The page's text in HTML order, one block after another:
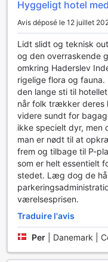
soyez un joueur
cet espace ludique
amicale et de rigolade.
En plus du tableau de
de magnifiques
explorer la beauté
vous souhaitiez faire
un défi plus exigeant,
panoramas à couper
reconnecter avec la
randonnée et partez à
frais et pur du
Les Équipements
À l'Hôtel Norden,
confort et la tranquillité
disposition, vous
valeur en toute
d'affaires ou en
en sachant que vos
Hyggeligt hotel
Avis déposé le 12 juillet
Lidt slidt og teknisk
og den overraskende
omkring Haderslev
rigelige flora og
den lange sti til
når folk trækker deres
videre sundt for
ikke specielt dyr, men
man er nødt til at
frem og tilbage til P-
som er helt essentielt
stedet. Læg dog de
værelsesprisen.
Traduire l'avis
Per Danemark |